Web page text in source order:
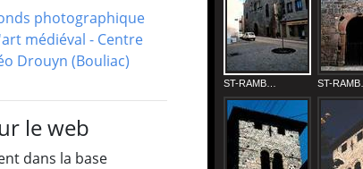
photographique
médiéval - Centre
Drouyn (Bouliac)
le web
dans la base